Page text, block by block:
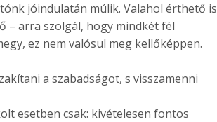
jóindulatán múlik. Valahol érthető is
– arra szolgál, hogy mindkét fél
ez nem valósul meg kellőképpen.
a szabadságot, s visszamenni
esetben csak: kivételesen fontos